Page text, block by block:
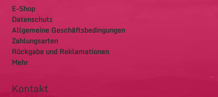
E-Shop
Datenschutz
Allgemeine Geschäftsbedingungen
Zahlungsarten
Rückgabe und Reklamationen
Mehr
Kontakt